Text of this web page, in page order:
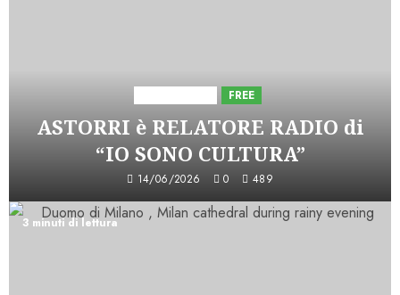
FREE
ASTORRI è RELATORE RADIO di
“IO SONO CULTURA”
14/06/2026 0 489
3 minuti di lettura